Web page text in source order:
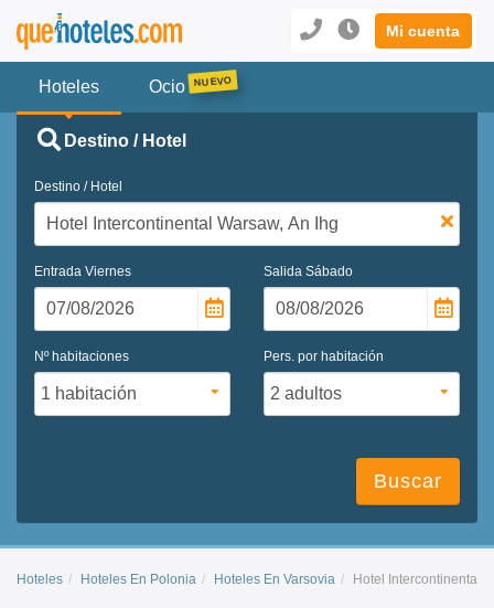
Mi cuenta
Hoteles Ocio
Destino / Hotel
Destino / Hotel
Entrada Viernes Salida Sábado
Nº habitaciones Pers. por habitación
Buscar
Hoteles Hoteles En Polonia Hoteles En Varsovia Hotel Intercontinental